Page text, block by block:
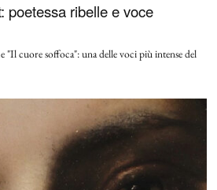
poetessa ribelle e voce
"Il cuore soffoca": una delle voci più intense del